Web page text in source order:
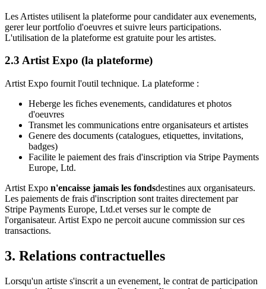
Les Artistes utilisent la plateforme pour candidater aux evenements,
gerer leur portfolio d'oeuvres et suivre leurs participations.
L'utilisation de la plateforme est gratuite pour les artistes.
2.3 Artist Expo (la plateforme)
Artist Expo fournit l'outil technique. La plateforme :
Heberge les fiches evenements, candidatures et photos
d'oeuvres
Transmet les communications entre organisateurs et artistes
Genere des documents (catalogues, etiquettes, invitations,
badges)
Facilite le paiement des frais d'inscription via Stripe Payments
Europe, Ltd.
Artist Expo n'encaisse jamais les fondsdestines aux organisateurs.
Les paiements de frais d'inscription sont traites directement par
Stripe Payments Europe, Ltd.et verses sur le compte de
l'organisateur. Artist Expo ne percoit aucune commission sur ces
transactions.
3. Relations contractuelles
Lorsqu'un artiste s'inscrit a un evenement, le contrat de participation